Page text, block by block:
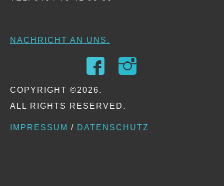
NACHRICHT AN UNS.
COPYRIGHT ©2026.
ALL RIGHTS RESERVED.
IMPRESSUM / DATENSCHUTZ